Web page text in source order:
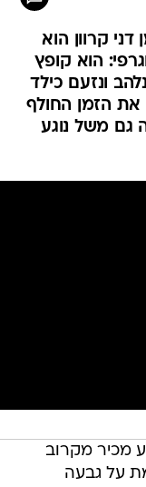
קרוון הוא
הוא קופץ
ונזעם כילד
הזמן החולף
גם משל נוגע
מכיר מקרוב
על גבעה